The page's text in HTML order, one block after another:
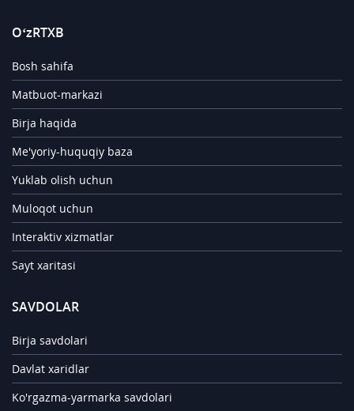
O‘zRTXB
Bosh sahifa
Matbuot-markazi
Birja haqida
Me'yoriy-huquqiy baza
Yuklab olish uchun
Muloqot uchun
Interaktiv xizmatlar
Sayt xaritasi
SAVDOLAR
Birja savdolari
Davlat xaridlar
Ko'rgazma-yarmarka savdolari